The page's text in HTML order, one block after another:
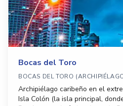
Bocas del Toro
BOCAS DEL TORO
Archipiélago caribeño en el
Isla Colón (la isla principal,